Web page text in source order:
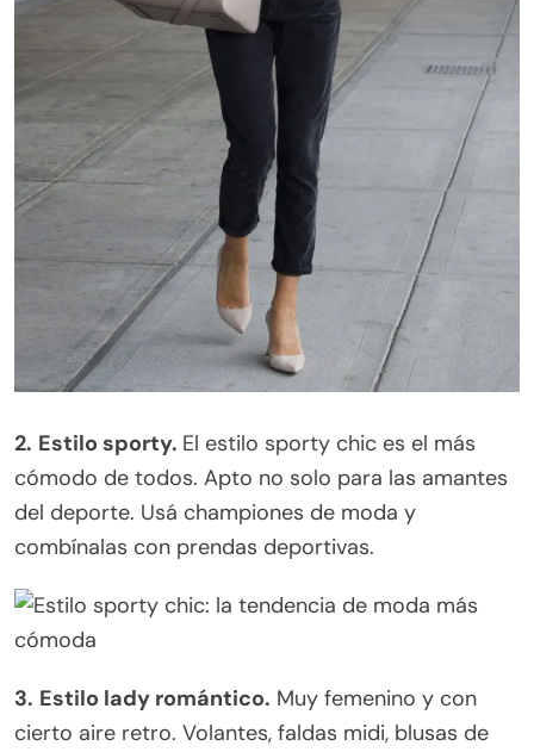
2. Estilo sporty. El estilo sporty chic es el más
cómodo de todos. Apto no solo para las amantes
del deporte. Usá championes de moda y
combínalas con prendas deportivas.
3. Estilo lady romántico. Muy femenino y con
cierto aire retro. Volantes, faldas midi, blusas de